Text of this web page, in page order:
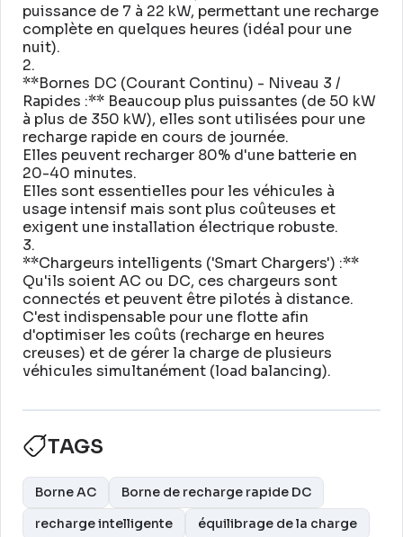
puissance de 7 à 22 kW, permettant une recharge
complète en quelques heures (idéal pour une
nuit).
2.
**Bornes DC (Courant Continu) - Niveau 3 /
Rapides :** Beaucoup plus puissantes (de 50 kW
à plus de 350 kW), elles sont utilisées pour une
recharge rapide en cours de journée.
Elles peuvent recharger 80% d'une batterie en
20-40 minutes.
Elles sont essentielles pour les véhicules à
usage intensif mais sont plus coûteuses et
exigent une installation électrique robuste.
3.
**Chargeurs intelligents ('Smart Chargers') :**
Qu'ils soient AC ou DC, ces chargeurs sont
connectés et peuvent être pilotés à distance.
C'est indispensable pour une flotte afin
d'optimiser les coûts (recharge en heures
creuses) et de gérer la charge de plusieurs
véhicules simultanément (load balancing).
TAGS
Borne AC
Borne de recharge rapide DC
recharge intelligente
équilibrage de la charge